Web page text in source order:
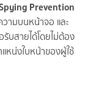
Prevention
ามบนหน้าจอ และ
บสายได้โดยไม่ต้อง
หน่งใบหน้าของผู้ใช้